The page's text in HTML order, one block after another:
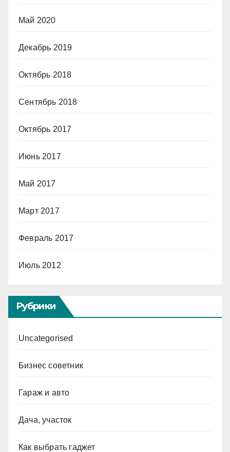
Май 2020
Декабрь 2019
Октябрь 2018
Сентябрь 2018
Октябрь 2017
Июнь 2017
Май 2017
Март 2017
Февраль 2017
Июль 2012
Рубрики
Uncategorised
Бизнес советник
Гараж и авто
Дача, участок
Как выбрать гаджет